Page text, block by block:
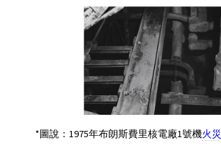
*圖說：1975年布朗斯費里核電廠1號機火災